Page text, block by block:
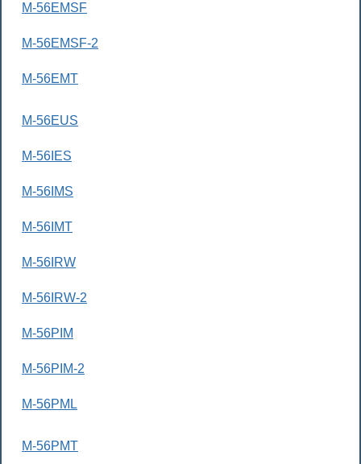
M-56EMSF
M-56EMSF-2
M-56EMT
M-56EUS
M-56IES
M-56IMS
M-56IMT
M-56IRW
M-56IRW-2
M-56PIM
M-56PIM-2
M-56PML
M-56PMT